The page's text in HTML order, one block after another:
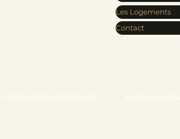
Les Logements
Contact